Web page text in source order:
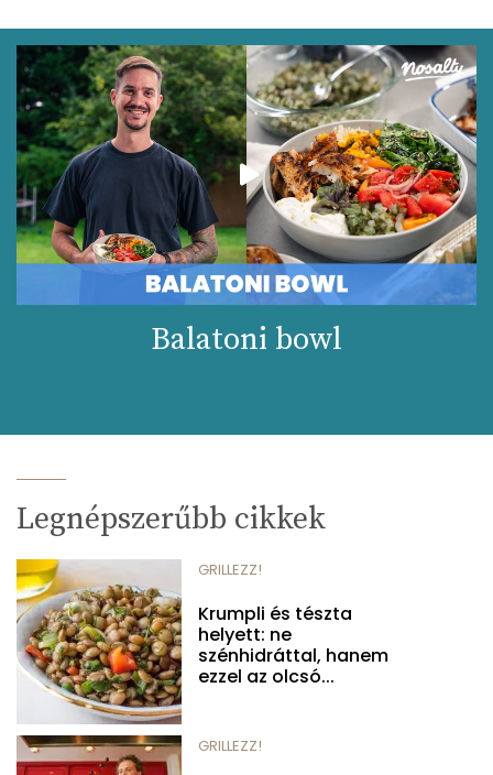
Balatoni bowl
Legnépszerűbb cikkek
GRILLEZZ!
Krumpli és tészta
helyett: ne
szénhidráttal, hanem
ezzel az olcsó...
GRILLEZZ!